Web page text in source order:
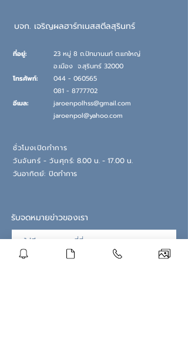
บจก. เจริญผลฮาร์ทเนสสตีลสุรินทร์
ที่อยู่:
โทรศัพท์:
อีเมล:
23 หมู่ 8 ถ.ปัทมานนท์ ต.แกใหญ่
อ.เมือง จ.สุรินทร์ 32000
044 - 060565
081 - 8777702
jaroenpolhss@gmail.com
jaroenpol@yahoo.com
ชั่วโมงเปิดทำการ
วันจันทร์ - วันศุกร์: 8.00 น. - 17.00 น.
วันอาทิตย์: ปิดทำการ
รับจดหมายข่าวของเรา